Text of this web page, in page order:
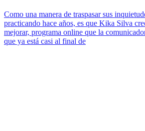
Como una manera de traspasar sus
practicando hace años, es que Kika Silva
mejorar, programa online que la
que ya está casi al final de